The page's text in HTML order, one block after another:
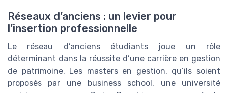
Réseaux d’anciens : un levier pour
l’insertion professionnelle
Le réseau d’anciens étudiants joue un rôle
déterminant dans la réussite d’une carrière en gestion
de patrimoine. Les masters en gestion, qu’ils soient
proposés par une business school, une université